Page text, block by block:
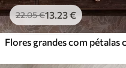
22.05€13.23€